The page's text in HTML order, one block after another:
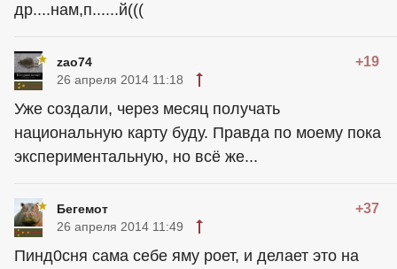
др....нам,п......й(((
zao74 +19
26 апреля 2014 11:18
Уже создали, через месяц получать
национальную карту буду. Правда по моему пока
экспериментальную, но всё же...
Бегемот +37
26 апреля 2014 11:49
Пинд0сня сама себе яму роет, и делает это на